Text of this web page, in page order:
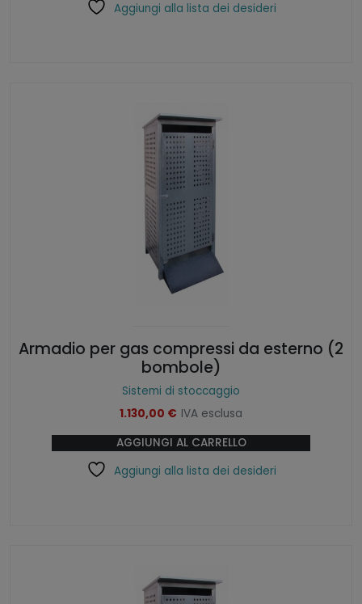
Aggiungi alla lista dei desideri
Armadio per gas compressi da esterno (2
bombole)
Sistemi di stoccaggio
1.130,00 € IVA esclusa
AGGIUNGI AL CARRELLO
Aggiungi alla lista dei desideri